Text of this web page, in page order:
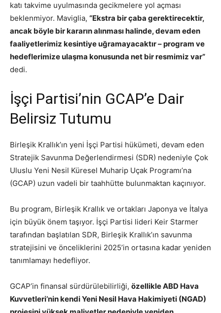
katı takvime uyulmasında gecikmelere yol açması
beklenmiyor. Maviglia, “Ekstra bir çaba gerektirecektir,
ancak böyle bir kararın alınması halinde, devam eden
faaliyetlerimiz kesintiye uğramayacaktır – program ve
hedeflerimize ulaşma konusunda net bir resmimiz var”
dedi.
İşçi Partisi’nin GCAP’e Dair
Belirsiz Tutumu
Birleşik Krallık’ın yeni İşçi Partisi hükümeti, devam eden
Stratejik Savunma Değerlendirmesi (SDR) nedeniyle Çok
Uluslu Yeni Nesil Küresel Muharip Uçak Programı’na
(GCAP) uzun vadeli bir taahhütte bulunmaktan kaçınıyor.
Bu program, Birleşik Krallık ve ortakları Japonya ve İtalya
için büyük önem taşıyor. İşçi Partisi lideri Keir Starmer
tarafından başlatılan SDR, Birleşik Krallık’ın savunma
stratejisini ve önceliklerini 2025’in ortasına kadar yeniden
tanımlamayı hedefliyor.
GCAP’in finansal sürdürülebilirliği, özellikle ABD Hava
Kuvvetleri’nin kendi Yeni Nesil Hava Hakimiyeti (NGAD)